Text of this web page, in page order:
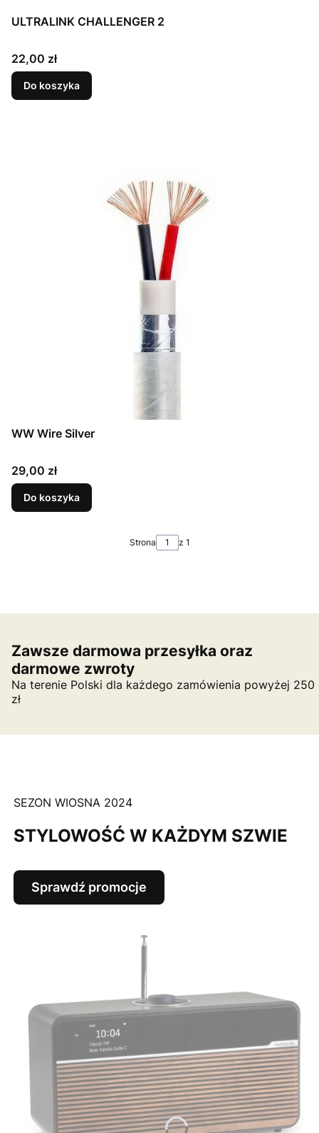
ULTRALINK CHALLENGER 2
Cena
22,00 zł
Do koszyka
WW Wire Silver
Cena
29,00 zł
Do koszyka
Strona z 1
Zawsze darmowa przesyłka oraz
darmowe zwroty
Na terenie Polski dla każdego zamówienia powyżej 250
zł
SEZON WIOSNA 2024
STYLOWOŚĆ W KAŻDYM SZWIE
Sprawdź promocje